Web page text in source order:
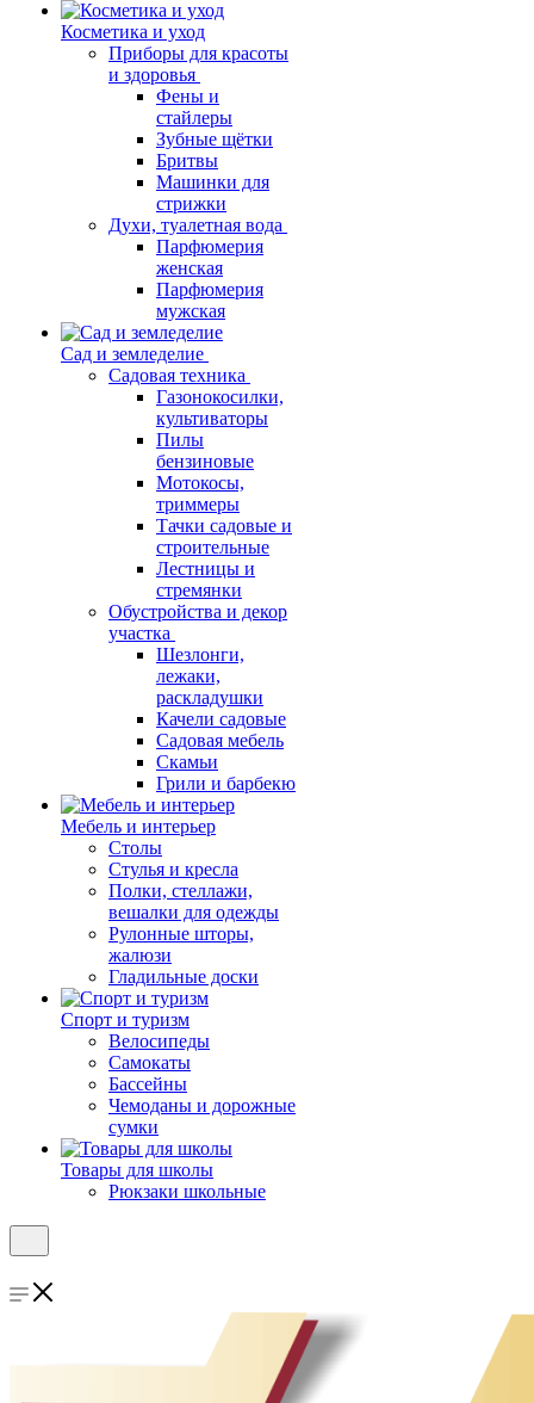
Косметика и уход
Приборы для красоты
и здоровья
Фены и
стайлеры
Зубные щётки
Бритвы
Машинки для
стрижки
Духи, туалетная вода
Парфюмерия
женская
Парфюмерия
мужская
Сад и земледелие
Садовая техника
Газонокосилки,
культиваторы
Пилы
бензиновые
Мотокосы,
триммеры
Тачки садовые и
строительные
Лестницы и
стремянки
Обустройства и декор
участка
Шезлонги,
лежаки,
раскладушки
Качели садовые
Садовая мебель
Скамьи
Грили и барбекю
Мебель и интерьер
Столы
Стулья и кресла
Полки, стеллажи,
вешалки для одежды
Рулонные шторы,
жалюзи
Гладильные доски
Спорт и туризм
Велосипеды
Самокаты
Бассейны
Чемоданы и дорожные
сумки
Товары для школы
Рюкзаки школьные